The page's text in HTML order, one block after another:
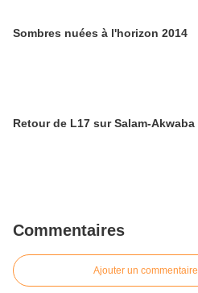
Sombres nuées à l'horizon 2014
Retour de L17 sur Salam-Akwaba
Commentaires
Ajouter un commentaire